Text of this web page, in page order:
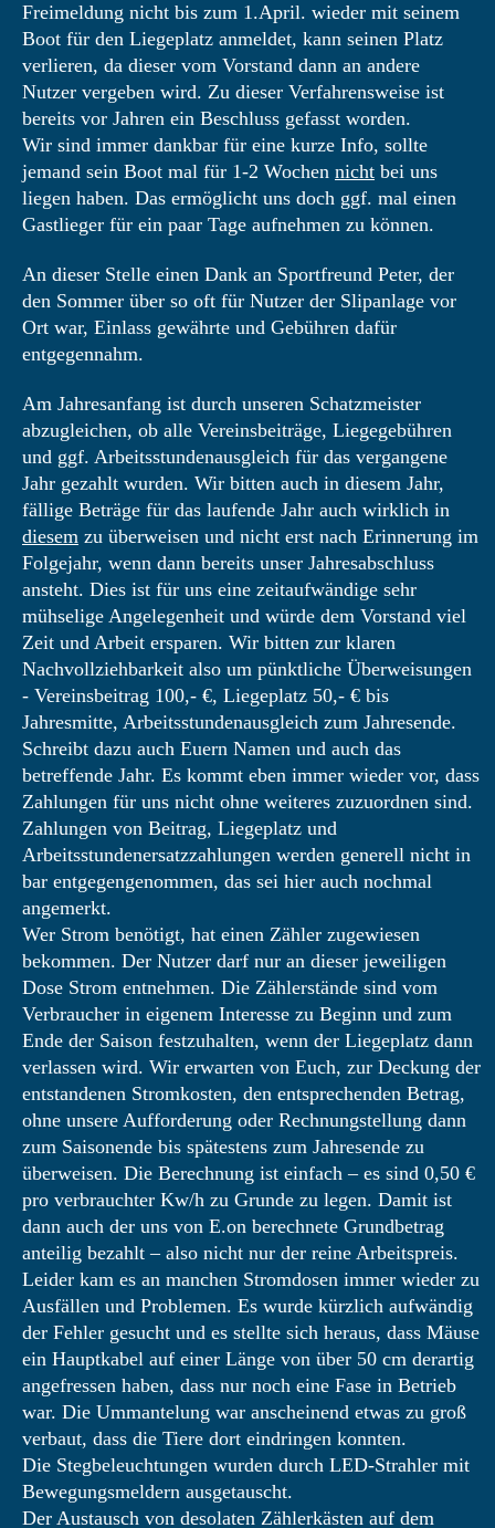
Freimeldung nicht bis zum 1.April. wieder mit seinem
Boot für den Liegeplatz anmeldet, kann seinen Platz
verlieren, da dieser vom Vorstand dann an andere
Nutzer vergeben wird. Zu dieser Verfahrensweise ist
bereits vor Jahren ein Beschluss gefasst worden.
Wir sind immer dankbar für eine kurze Info, sollte
jemand sein Boot mal für 1-2 Wochen nicht bei uns
liegen haben. Das ermöglicht uns doch ggf. mal einen
Gastlieger für ein paar Tage aufnehmen zu können.
An dieser Stelle einen Dank an Sportfreund Peter, der
den Sommer über so oft für Nutzer der Slipanlage vor
Ort war, Einlass gewährte und Gebühren dafür
entgegennahm.
Am Jahresanfang ist durch unseren Schatzmeister
abzugleichen, ob alle Vereinsbeiträge, Liegegebühren
und ggf. Arbeitsstundenausgleich für das vergangene
Jahr gezahlt wurden. Wir bitten auch in diesem Jahr,
fällige Beträge für das laufende Jahr auch wirklich in
diesem zu überweisen und nicht erst nach Erinnerung im
Folgejahr, wenn dann bereits unser Jahresabschluss
ansteht. Dies ist für uns eine zeitaufwändige sehr
mühselige Angelegenheit und würde dem Vorstand viel
Zeit und Arbeit ersparen. Wir bitten zur klaren
Nachvollziehbarkeit also um pünktliche Überweisungen
- Vereinsbeitrag 100,- €, Liegeplatz 50,- € bis
Jahresmitte, Arbeitsstundenausgleich zum Jahresende.
Schreibt dazu auch Euern Namen und auch das
betreffende Jahr. Es kommt eben immer wieder vor, dass
Zahlungen für uns nicht ohne weiteres zuzuordnen sind.
Zahlungen von Beitrag, Liegeplatz und
Arbeitsstundenersatzzahlungen werden generell nicht in
bar entgegengenommen, das sei hier auch nochmal
angemerkt.
Wer Strom benötigt, hat einen Zähler zugewiesen
bekommen. Der Nutzer darf nur an dieser jeweiligen
Dose Strom entnehmen. Die Zählerstände sind vom
Verbraucher in eigenem Interesse zu Beginn und zum
Ende der Saison festzuhalten, wenn der Liegeplatz dann
verlassen wird. Wir erwarten von Euch, zur Deckung der
entstandenen Stromkosten, den entsprechenden Betrag,
ohne unsere Aufforderung oder Rechnungstellung dann
zum Saisonende bis spätestens zum Jahresende zu
überweisen. Die Berechnung ist einfach – es sind 0,50 €
pro verbrauchter Kw/h zu Grunde zu legen. Damit ist
dann auch der uns von E.on berechnete Grundbetrag
anteilig bezahlt – also nicht nur der reine Arbeitspreis.
Leider kam es an manchen Stromdosen immer wieder zu
Ausfällen und Problemen. Es wurde kürzlich aufwändig
der Fehler gesucht und es stellte sich heraus, dass Mäuse
ein Hauptkabel auf einer Länge von über 50 cm derartig
angefressen haben, dass nur noch eine Fase in Betrieb
war. Die Ummantelung war anscheinend etwas zu groß
verbaut, dass die Tiere dort eindringen konnten.
Die Stegbeleuchtungen wurden durch LED-Strahler mit
Bewegungsmeldern ausgetauscht.
Der Austausch von desolaten Zählerkästen auf dem